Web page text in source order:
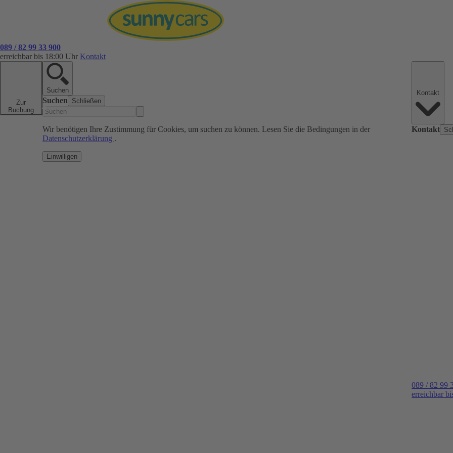
089 / 82 99 33 900
erreichbar bis 18:00 Uhr Kontakt
Zur
Buchung
Suchen
Suchen Schließen
Wir benötigen Ihre Zustimmung für Cookies, um suchen zu können. Lesen Sie die Bedingungen in der
Datenschutzerklärung .
Einwilligen
Kontakt
089 / 82 99
erreichbar